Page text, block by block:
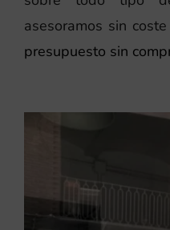
asesoramos sin
presupuesto sin